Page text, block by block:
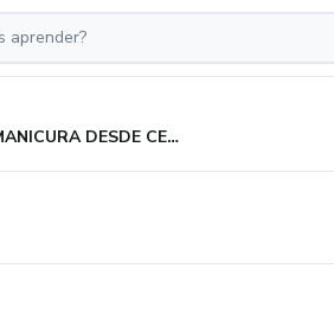
MANICURA DESDE CERO.